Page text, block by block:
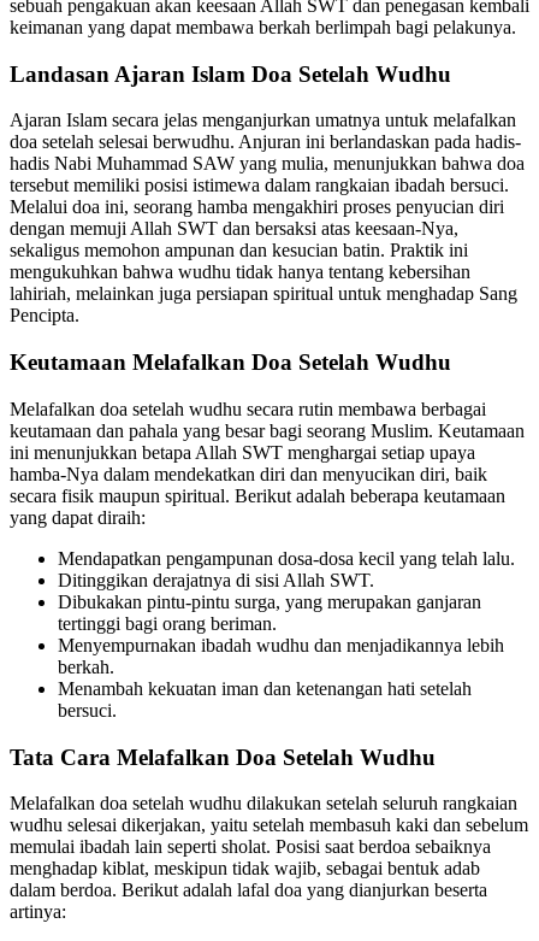
sebuah pengakuan akan keesaan Allah SWT dan penegasan kembali
keimanan yang dapat membawa berkah berlimpah bagi pelakunya.
Landasan Ajaran Islam Doa Setelah Wudhu
Ajaran Islam secara jelas menganjurkan umatnya untuk melafalkan
doa setelah selesai berwudhu. Anjuran ini berlandaskan pada hadis-
hadis Nabi Muhammad SAW yang mulia, menunjukkan bahwa doa
tersebut memiliki posisi istimewa dalam rangkaian ibadah bersuci.
Melalui doa ini, seorang hamba mengakhiri proses penyucian diri
dengan memuji Allah SWT dan bersaksi atas keesaan-Nya,
sekaligus memohon ampunan dan kesucian batin. Praktik ini
mengukuhkan bahwa wudhu tidak hanya tentang kebersihan
lahiriah, melainkan juga persiapan spiritual untuk menghadap Sang
Pencipta.
Keutamaan Melafalkan Doa Setelah Wudhu
Melafalkan doa setelah wudhu secara rutin membawa berbagai
keutamaan dan pahala yang besar bagi seorang Muslim. Keutamaan
ini menunjukkan betapa Allah SWT menghargai setiap upaya
hamba-Nya dalam mendekatkan diri dan menyucikan diri, baik
secara fisik maupun spiritual. Berikut adalah beberapa keutamaan
yang dapat diraih:
Mendapatkan pengampunan dosa-dosa kecil yang telah lalu.
Ditinggikan derajatnya di sisi Allah SWT.
Dibukakan pintu-pintu surga, yang merupakan ganjaran
tertinggi bagi orang beriman.
Menyempurnakan ibadah wudhu dan menjadikannya lebih
berkah.
Menambah kekuatan iman dan ketenangan hati setelah
bersuci.
Tata Cara Melafalkan Doa Setelah Wudhu
Melafalkan doa setelah wudhu dilakukan setelah seluruh rangkaian
wudhu selesai dikerjakan, yaitu setelah membasuh kaki dan sebelum
memulai ibadah lain seperti sholat. Posisi saat berdoa sebaiknya
menghadap kiblat, meskipun tidak wajib, sebagai bentuk adab
dalam berdoa. Berikut adalah lafal doa yang dianjurkan beserta
artinya: